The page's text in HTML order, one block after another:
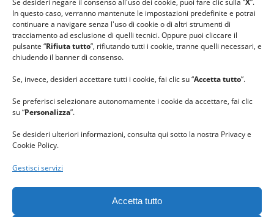
Se desideri negare il consenso all'uso dei cookie, puoi fare clic sulla “X”.
In questo caso, verranno mantenute le impostazioni predefinite e potrai
continuare a navigare senza l'uso di cookie o di altri strumenti di
tracciamento ad esclusione di quelli tecnici. Oppure puoi cliccare il
pulsante “Rifiuta tutto”, rifiutando tutti i cookie, tranne quelli necessari, e
chiudendo il banner di consenso.
Se, invece, desideri accettare tutti i cookie, fai clic su “Accetta tutto”.
Se preferisci selezionare autonomamente i cookie da accettare, fai clic
su “Personalizza”.
Se desideri ulteriori informazioni, consulta qui sotto la nostra Privacy e
Cookie Policy.
Gestisci servizi
Accetta tutto